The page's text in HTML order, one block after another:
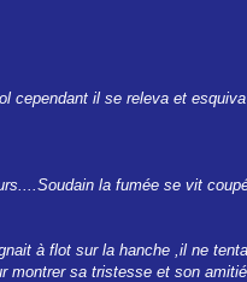
cependant il se releva et
la fumée se vit
à flot sur la hanche ,il ne
sa tristesse et son